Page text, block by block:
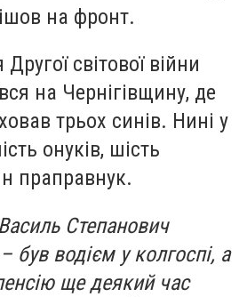
на фронт.
світової війни
на Чернігівщину, де
трьох синів. Нині у
онуків, шість
праправнук.
Степанович
був водієм у колгоспі, а
ще деякий час